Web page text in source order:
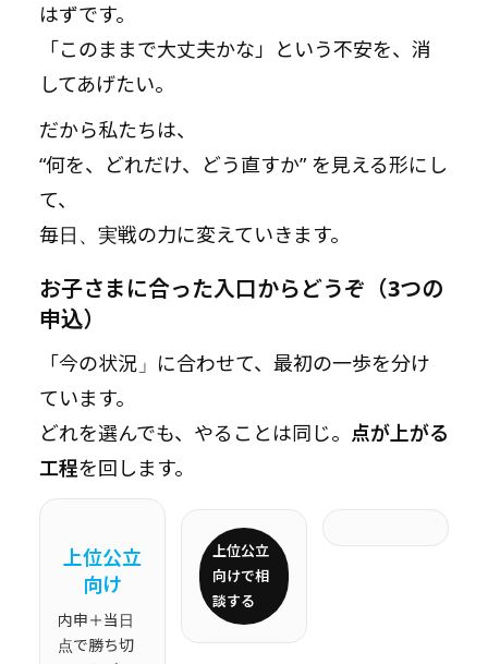
はずです。
「このままで大丈夫かな」という不安を、消
してあげたい。
だから私たちは、
“何を、どれだけ、どう直すか” を見える形にし
て、
毎日、実戦の力に変えていきます。
お子さまに合った入口からどうぞ（3つの
申込）
「今の状況」に合わせて、最初の一歩を分け
ています。
どれを選んでも、やることは同じ。 点が上がる
工程を回します。
上位公立
向け
内申＋当日
点で勝ち切
上位公立
向けで相
談する